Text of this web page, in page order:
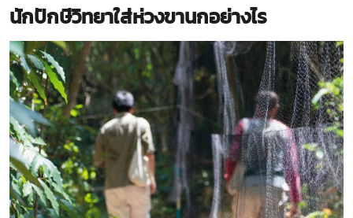
นักปักษีวิทยาใส่ห่วงขานกอย่างไร